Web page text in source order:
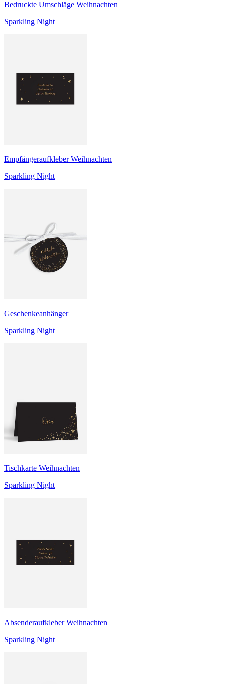
Bedruckte Umschläge Weihnachten
Sparkling Night
Empfängeraufkleber Weihnachten
Sparkling Night
Geschenkeanhänger
Sparkling Night
Tischkarte Weihnachten
Sparkling Night
Absenderaufkleber Weihnachten
Sparkling Night